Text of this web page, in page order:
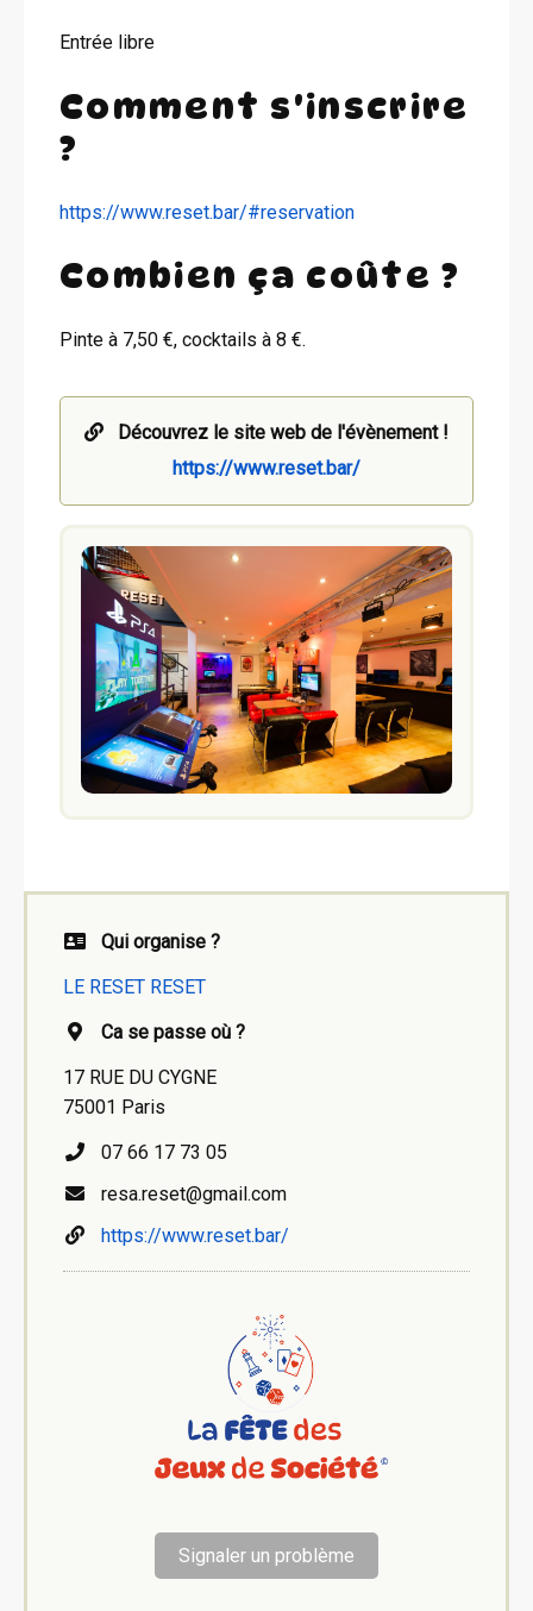
Entrée libre
Comment s'inscrire
?
https://www.reset.bar/#reservation
Combien ça coûte ?
Pinte à 7,50 €, cocktails à 8 €.
Découvrez le site web de l'évènement !
https://www.reset.bar/
Qui organise ?
LE RESET RESET
Ca se passe où ?
17 RUE DU CYGNE
75001 Paris
07 66 17 73 05
resa.reset@gmail.com
https://www.reset.bar/
Signaler un problème